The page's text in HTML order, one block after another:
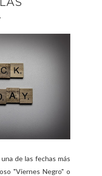
de las fechas más
"Viernes Negro" o